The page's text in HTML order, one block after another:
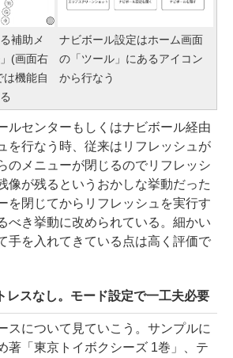
補助メ
(画面右
機能自
ナビボール設定はホーム画面
の「ツール」にあるアイコン
から行なう
ルセンターもしくはナビボール経由
を行なう時、従来はリフレッシュが
のメニューが閉じるのでリフレッシ
像が残るというおかしな挙動だった
を閉じてからリフレッシュを実行す
べき挙動に改められている。細かい
手を入れてきている点は高く評価で
レスなし。モード設定で一工夫必要
について見ていこう。サンプルに
著「東京トイボクシーズ 1巻」、テ